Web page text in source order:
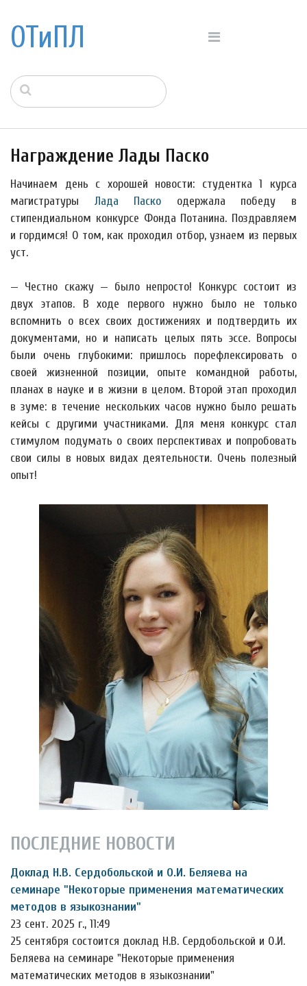
ОТиПЛ
Награждение Лады Паско
Начинаем день с хорошей новости: студентка 1 курса
магистратуры Лада Паско одержала победу в
стипендиальном конкурсе Фонда Потанина. Поздравляем
и гордимся! О том, как проходил отбор, узнаем из первых
уст.
— Честно скажу — было непросто! Конкурс состоит из
двух этапов. В ходе первого нужно было не только
вспомнить о всех своих достижениях и подтвердить их
документами, но и написать целых пять эссе. Вопросы
были очень глубокими: пришлось порефлексировать о
своей жизненной позиции, опыте командной работы,
планах в науке и в жизни в целом. Второй этап проходил
в зуме: в течение нескольких часов нужно было решать
кейсы с другими участниками. Для меня конкурс стал
стимулом подумать о своих перспективах и попробовать
свои силы в новых видах деятельности. Очень полезный
опыт!
ПОСЛЕДНИЕ НОВОСТИ
Доклад Н.В. Сердобольской и О.И. Беляева на
семинаре "Некоторые применения математических
методов в языкознании"
23 сент. 2025 г., 11:49
25 сентября состоится доклад Н.В. Сердобольской и О.И.
Беляева на семинаре "Некоторые применения
математических методов в языкознании"